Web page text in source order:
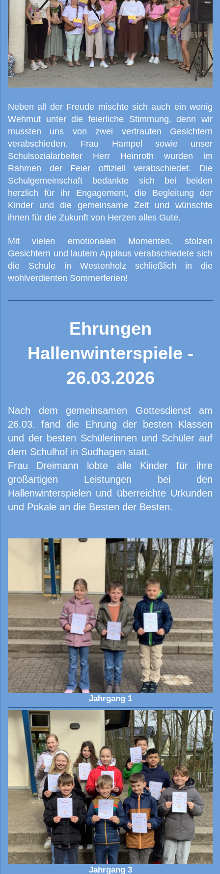
Neben all der Freude mischte sich auch ein wenig
Wehmut unter die feierliche Stimmung, denn wir
mussten uns von zwei vertrauten Gesichtern
verabschieden. Frau Hampel sowie unser
Schulsozialarbeiter Herr Heinroth wurden im
Rahmen der Feier offiziell verabschiedet. Die
Schulgemeinschaft bedankte sich bei beiden
herzlich für ihr Engagement, die Begleitung der
Kinder und die gemeinsame Zeit und wünschte
ihnen für die Zukunft von Herzen alles Gute.
Mit vielen emotionalen Momenten, stolzen
Gesichtern und lautem Applaus verabschiedete sich
die Schule in Westenholz schließlich in die
wohlverdienten Sommerferien!
Ehrungen
Hallenwinterspiele -
26.03.2026
Nach dem gemeinsamen Gottesdienst am
26.03. fand die Ehrung der besten Klassen
und der besten Schülerinnen und Schüler auf
dem Schulhof in Sudhagen statt.
Frau Dreimann lobte alle Kinder für ihre
großartigen Leistungen bei den
Hallenwinterspielen und überreichte Urkunden
und Pokale an die Besten der Besten.
Jahrgang 1
Jahrgang 3